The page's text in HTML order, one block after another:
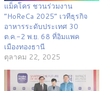
แม็คโคร ชวนร่วมงาน
“HoReCa 2025” เวทีธุรกิจ
อาหารระดับประเทศ 30
ต.ค.-2 พ.ย. 68 ที่อิมแพค
เมืองทองธานี
ตุลาคม 22, 2025